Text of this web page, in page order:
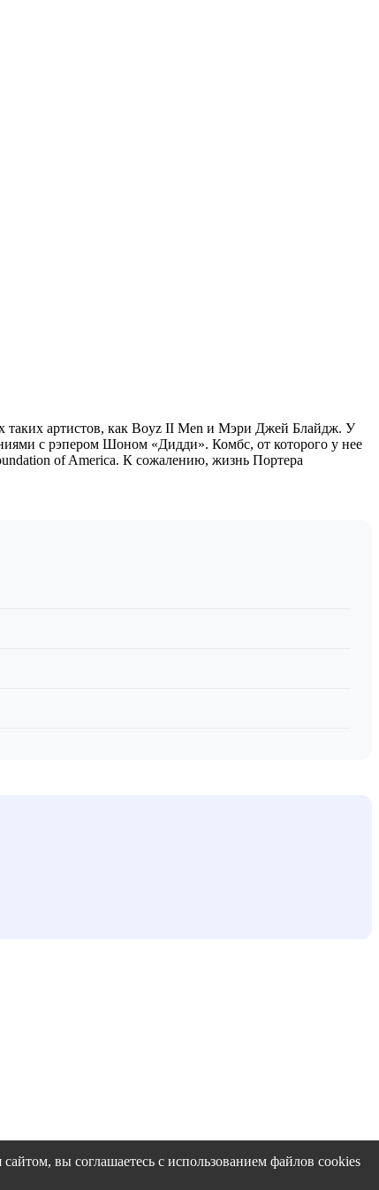
таких артистов, как Boyz II Men и Мэри Джей Блайдж. У
с рэпером Шоном «Дидди». Комбс, от которого у нее
of America. К сожалению, жизнь Портера
вы соглашаетесь с использованием файлов cookies